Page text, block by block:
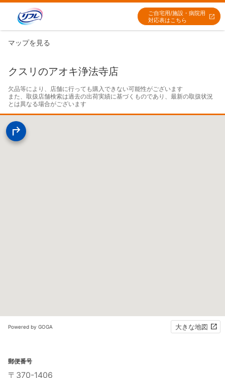
ご自宅用/施設・病院用
対応表はこちら
マップを見る
クスリのアオキ浄法寺店
欠品等により、店舗に行っても購入できない可能性がございます
また、取扱店舗検索は過去の出荷実績に基づくものであり、最新の取扱状況
とは異なる場合がございます
Powered by GOGA 大きな地図
郵便番号
〒370-1406